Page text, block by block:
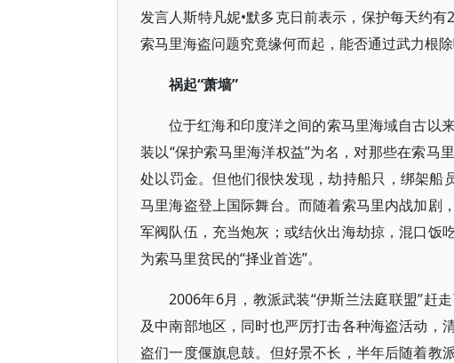
发言人斯特凡妮•默多克日前表示，保护每天约
索马里海盗问题究竟缘何而起，能否通过武力根除
祸起“萧墙”
位于红海和印度洋之间的索马里海域自古以
装以“保护索马里海洋权益”为名，对那些在索马
处以罚金。但他们很快发现，劫持船只，绑架船
马里海盗登上国际舞台。而随着索马里内战加剧
军阀队伍，充当炮灰；或结伙出海劫掠，混口饭
为索马里贫民的“择业首选”。
2006年6月，教派武装“伊斯兰法庭联盟”赶
及中南部地区，同时也严厉打击各种海盗活动，
盗们一度偃旗息鼓。但好景不长，半年后随着教